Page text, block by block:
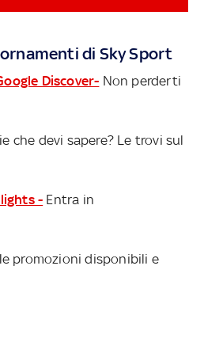
di Sky Sport
Discover- Non perderti
che devi sapere? Le trovi sul
- Entra in
promozioni disponibili e